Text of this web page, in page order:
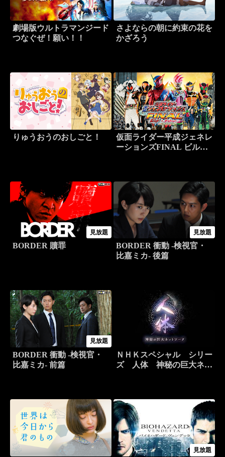
劇場版ウルトラマンジード
つなぐぜ！願い！！
さよならの朝に約束の花を
かざろう
りゅうおうのおしごと！
仮面ライダー平成ジェネレ
ーションズFINAL ビルド
見放題
BORDER 贖罪
見放題
BORDER 衝動 -検視官・
比嘉ミカ- 後篇
見放題
BORDER 衝動 -検視官・
比嘉ミカ- 前篇
ＮＨＫスペシャル シリー
ズ 人体 神秘の巨大ネッ
見放題